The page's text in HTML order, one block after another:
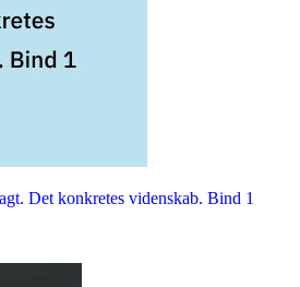
Det konkretes videnskab. Bind 1